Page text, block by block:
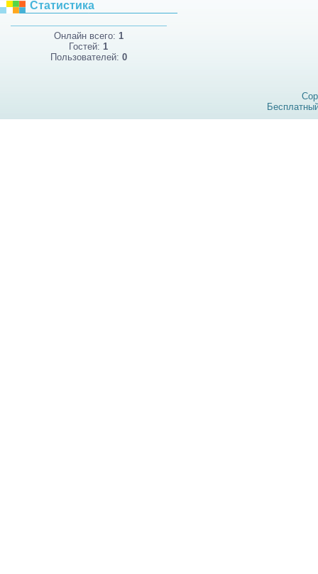
Статистика
Онлайн всего: 1
Гостей:1
Пользователей: 0